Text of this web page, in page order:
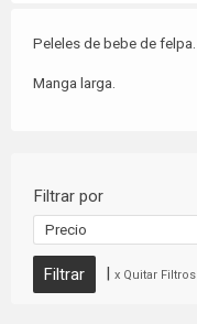
Peleles de bebe de felpa.
Manga larga.
Filtrar por
Precio
| x Quitar Filtros